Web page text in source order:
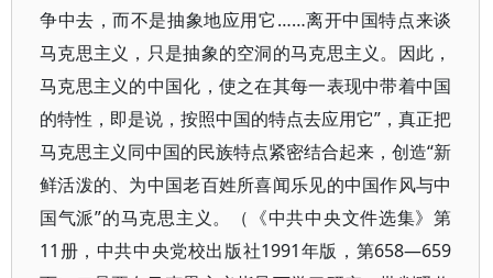
争中去，而不是抽象地应用它……离开中国特点来谈
马克思主义，只是抽象的空洞的马克思主义。因此，
马克思主义的中国化，使之在其每一表现中带着中国
的特性，即是说，按照中国的特点去应用它”，真正把
马克思主义同中国的民族特点紧密结合起来，创造“新
鲜活泼的、为中国老百姓所喜闻乐见的中国作风与中
国气派”的马克思主义。（《中共中央文件选集》第
11册，中共中央党校出版社1991年版，第658—659